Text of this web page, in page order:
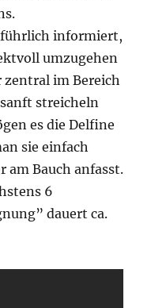
informiert,
umzugehen
zentral im Bereich
streicheln
es die Delfine
sie einfach
am Bauch anfasst.
6
dauert ca.